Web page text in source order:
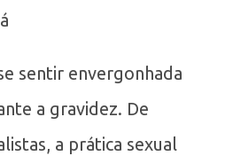
sentir envergonhada
a gravidez. De
a prática sexual